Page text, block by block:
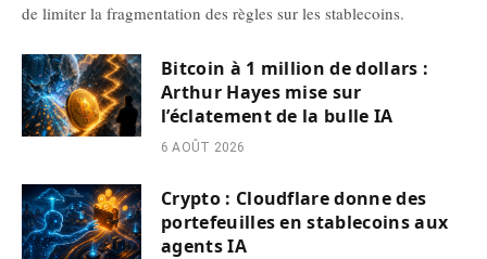
de limiter la fragmentation des règles sur les stablecoins.
Bitcoin à 1 million de dollars :
Arthur Hayes mise sur
l’éclatement de la bulle IA
6 AOÛT 2026
Crypto : Cloudflare donne des
portefeuilles en stablecoins aux
agents IA